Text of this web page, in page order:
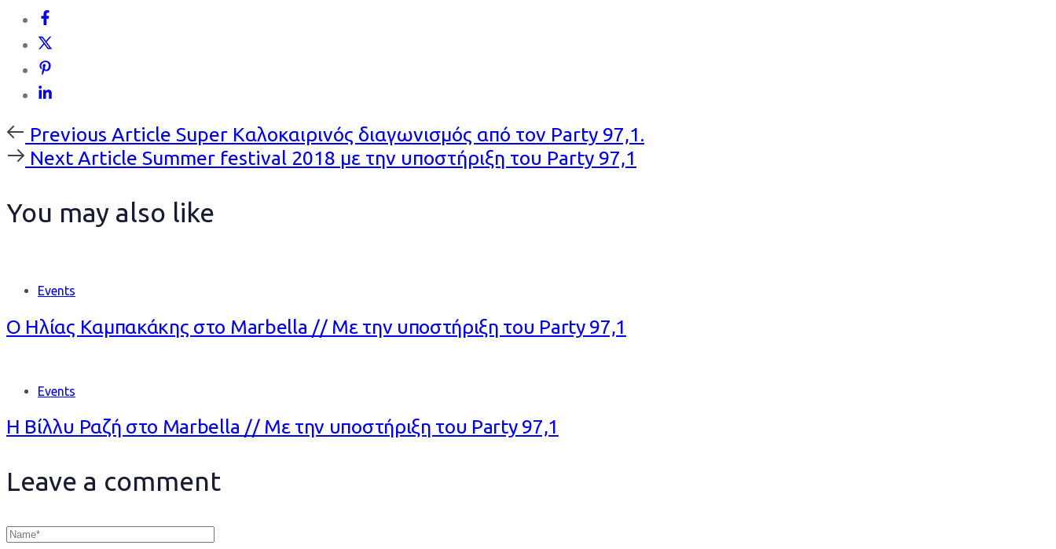
Previous
Article
Previous Article Super Καλοκαιρινός διαγωνισμός από τον Party 97,1.
NextNext Article Summer festival 2018 με την υποστήριξη του Party 97,1
You may also like
Events
Ο Ηλίας Καμπακάκης στο Marbella // Με την υποστήριξη του Party 97,1
Events
Η Βίλλυ Ραζή στο Marbella // Με την υποστήριξη του Party 97,1
Leave a comment